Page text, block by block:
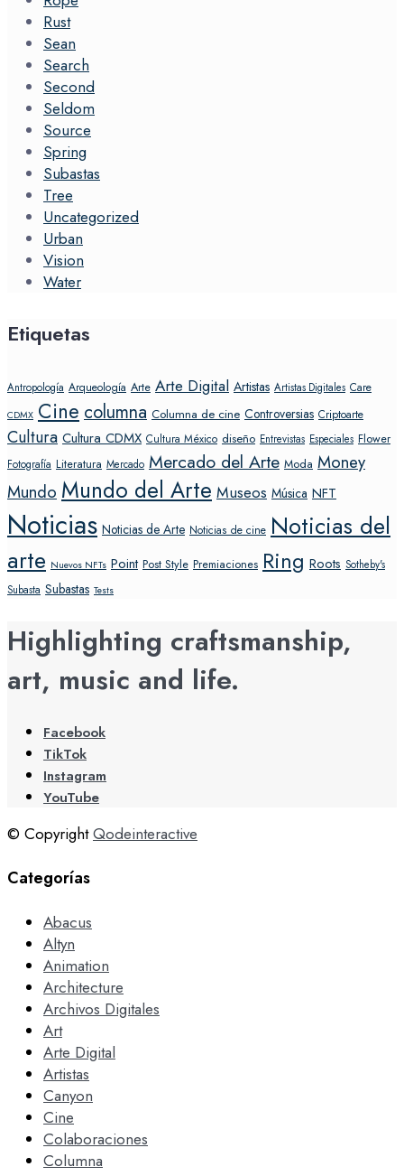
Rust
Sean
Search
Second
Seldom
Source
Spring
Subastas
Tree
Uncategorized
Urban
Vision
Water
Etiquetas
Antropología Arqueología Arte Arte Digital Artistas Artistas Digitales Care
CDMX Cine columna Columna de cine Controversias Criptoarte
Cultura Cultura CDMX Cultura México diseño Entrevistas Especiales Flower
Fotografía Literatura Mercado Mercado del Arte Moda Money
Mundo Mundo del Arte Museos Música NFT
Noticias Noticias de Arte Noticias de cine Noticias del
arte Nuevos NFTs Point Post Style Premiaciones Ring Roots Sotheby's
Subasta Subastas Tests
Highlighting craftsmanship,
art, music and life.
Facebook
TikTok
Instagram
YouTube
© CopyrightQodeinteractive
Categorías
Abacus
Altyn
Animation
Architecture
Archivos Digitales
Art
Arte Digital
Artistas
Canyon
Cine
Colaboraciones
Columna